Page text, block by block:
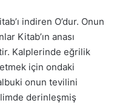
indiren O’dur. Onun
Kitab’ın anası
Kalplerinde eğrilik
için ondaki
onun tevilini
derinleşmiş